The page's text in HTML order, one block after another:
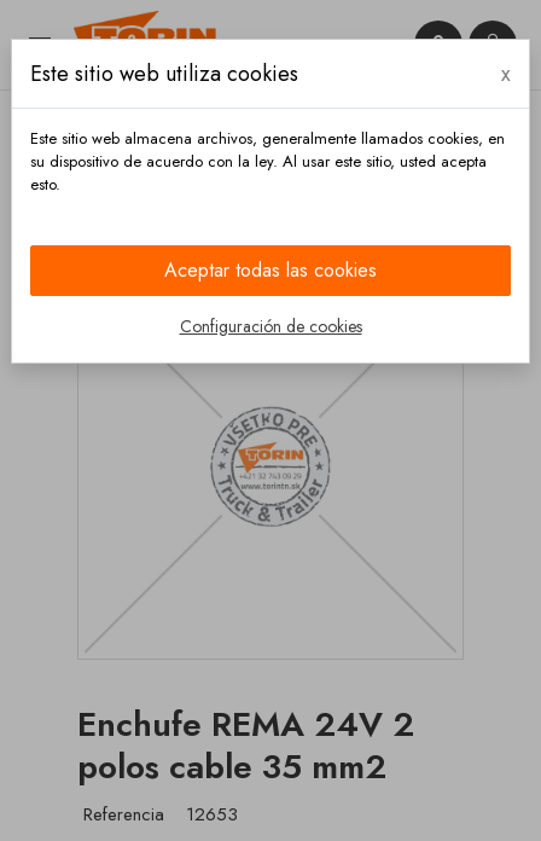
 

Enchufe REMA 24V 2
polos cable 35 mm2
Referencia
12653
Este sitio web utiliza cookies x
Este sitio web almacena archivos, generalmente llamados cookies, en
su dispositivo de acuerdo con la ley. Al usar este sitio, usted acepta
esto.
Aceptar todas las cookies
Configuración de cookies